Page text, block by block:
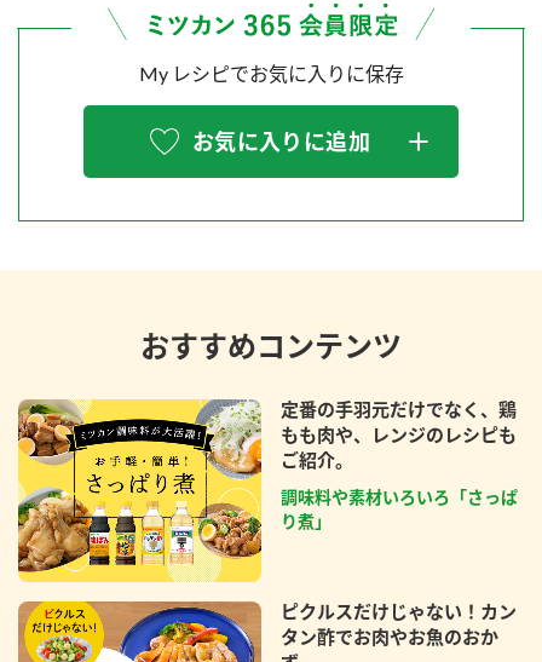
My レシピでお気に入りに保存
お気に入りに追加
おすすめコンテンツ
定番の手羽元だけでなく、鶏
もも肉や、レンジのレシピも
ご紹介。
調味料や素材いろいろ「さっぱ
り煮」
ピクルスだけじゃない！カン
タン酢でお肉やお魚のおか